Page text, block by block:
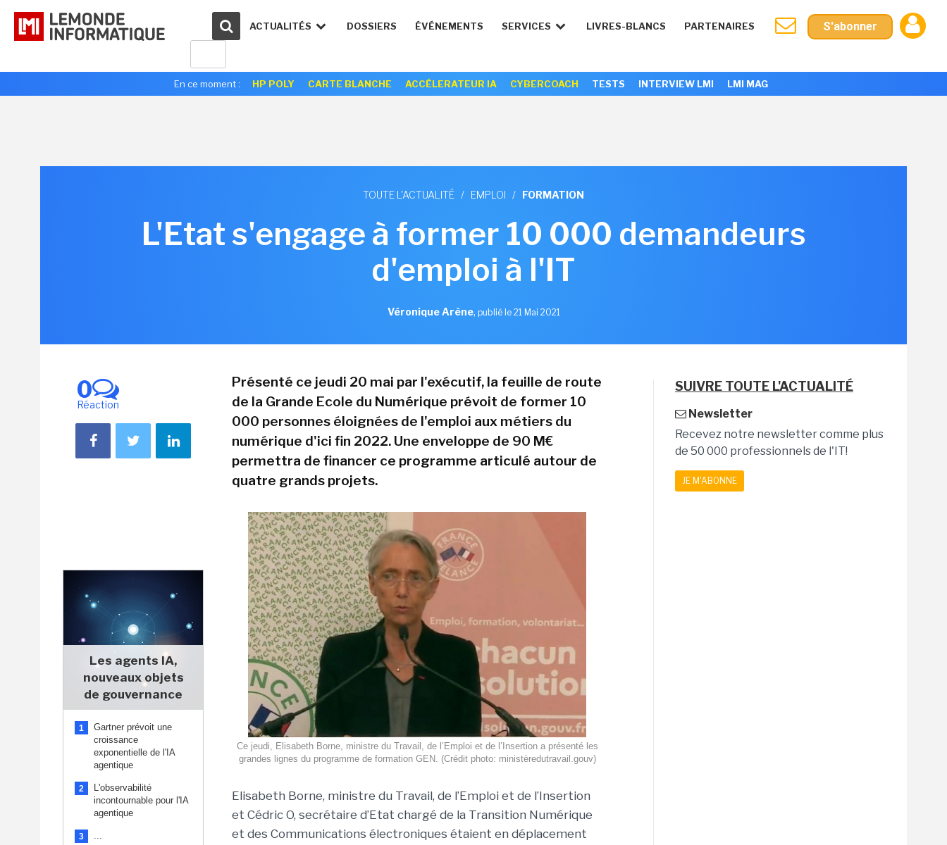
ACTUALITÉS DOSSIERS ÉVÉNEMENTS SERVICES LIVRES-BLANCS PARTENAIRES S'abonner
En ce moment : HP POLY CARTE BLANCHE ACCÉLERATEUR IA CYBERCOACH TESTS INTERVIEW LMI LMI MAG
TOUTE L'ACTUALITÉ / EMPLOI / FORMATION
L'Etat s'engage à former 10 000 demandeurs
d'emploi à l'IT
Véronique Arène, publié le 21 Mai 2021
0
Réaction
Les agents IA,
nouveaux objets
de gouvernance
1
Gartner prévoit une
croissance
exponentielle de l'IA
agentique
2
L'observabilité
incontournable pour l'IA
agentique
3 ...
Présenté ce jeudi 20 mai par l'exécutif, la feuille de route
de la Grande Ecole du Numérique prévoit de former 10
000 personnes éloignées de l'emploi aux métiers du
numérique d'ici fin 2022. Une enveloppe de 90 M€
permettra de financer ce programme articulé autour de
quatre grands projets.
Ce jeudi, Elisabeth Borne, ministre du Travail, de l’Emploi et de l’Insertion a présenté les
grandes lignes du programme de formation GEN. (Crédit photo: ministèredutravail.gouv)
Elisabeth Borne, ministre du Travail, de l’Emploi et de l’Insertion
et Cédric O, secrétaire d’Etat chargé de la Transition Numérique
et des Communications électroniques étaient en déplacement
SUIVRE TOUTE L'ACTUALITÉ
Newsletter
Recevez notre newsletter comme plus
de 50 000 professionnels de l'IT!
JE M'ABONNE